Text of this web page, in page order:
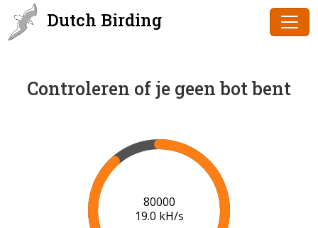
Dutch Birding
Controleren of je geen bot bent
82000
18.8 kH/s